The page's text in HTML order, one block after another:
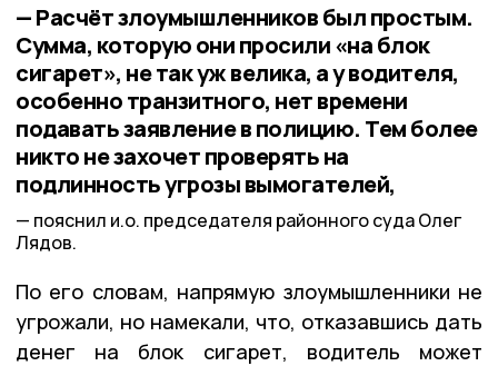
— Расчёт злоумышленников был простым.
Сумма, которую они просили «на блок
сигарет», не так уж велика, а у водителя,
особенно транзитного, нет времени
подавать заявление в полицию. Тем более
никто не захочет проверять на
подлинность угрозы вымогателей,
пояснил и.о. председателя районного суда Олег
Лядов.
По его словам, напрямую злоумышленники не
угрожали, но намекали, что, отказавшись дать
денег на блок сигарет, водитель может